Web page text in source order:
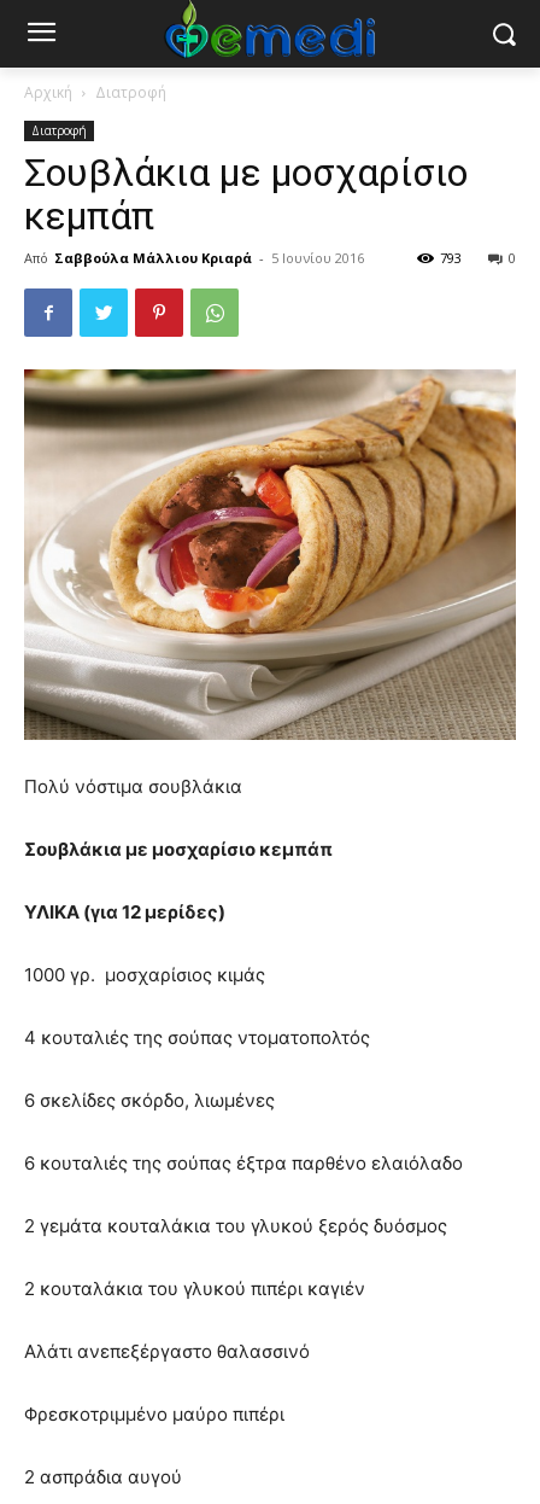
Αρχική Διατροφή
Διατροφή
Σουβλάκια με μοσχαρίσιο
κεμπάπ
Από Σαββούλα Μάλλιου Κριαρά - 5 Ιουνίου 2016 0
793
Πολύ νόστιμα σουβλάκια
Σουβλάκια με μοσχαρίσιο κεμπάπ
ΥΛΙΚΑ (για 12 μερίδες)
1000 γρ. μοσχαρίσιος κιμάς
4 κουταλιές της σούπας ντοματοπολτός
6 σκελίδες σκόρδο, λιωμένες
6 κουταλιές της σούπας έξτρα παρθένο ελαιόλαδο
2 γεμάτα κουταλάκια του γλυκού ξερός δυόσμος
2 κουταλάκια του γλυκού πιπέρι καγιέν
Αλάτι ανεπεξέργαστο θαλασσινό
Φρεσκοτριμμένο μαύρο πιπέρι
2 ασπράδια αυγού